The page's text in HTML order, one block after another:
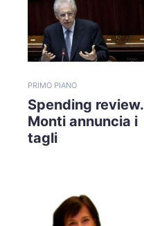
PRIMO PIANO
Spending review.
Monti annuncia i
tagli